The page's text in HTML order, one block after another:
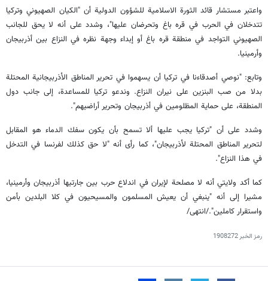
واعتبر مستشار قائد الثورة الاسلامية للشؤون الدولية أن "الكيان الصهيوني وتركيا
تتدخلان في الحرب في قره باغ وتحرضان عليها"، وشدد على أنه لا يحق للجانب
الصهيوني التواجد في منطقة قره باغ أو إبداء وجهة نظره في النزاع بين أذربيجان
وأرمينيا.
وتابع: "نوصي أصدقاءنا في تركيا أن يسهموا في تحرير المناطق الأذربيجانية المحتلة
بدلا من صب البنزين على نيران النزاع. وندعو تركيا للمساعدة، إلى جانب دول
المنطقة، على حماية المظلومين في أذربيجان وتحرير أراضيهم".
وشدد على أن "تركيا يجب عليها ألا تسمح بأن يكون سفك الدماء هو المقابل
لتحرير المناطق المحتلة لأذربيجان"، كما رأى أنه "لا حق كذلك لفرنسا في التدخل
في هذا النزاع".
كما أكد ولايتي أنه لا مصلحة لإيران في اندلاع حرب بين جارتيها أذربيجان وأرمينيا،
مشيرا إلى أنه "ينبغي أن يعيش المسلمون والمسيحيون في كلا البلدين بأمن
واستقرار كاملين"./انتهى/
رمز الخبر1908272